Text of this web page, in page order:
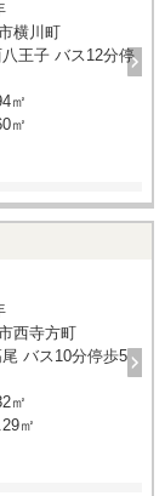
横川町
八王子 バス12分停
㎡
㎡
西寺方町
尾 バス10分停歩5
㎡
㎡